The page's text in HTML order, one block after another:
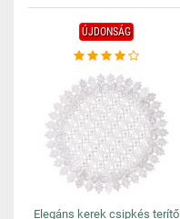
ÚJDONSÁG
Elegáns kerek csipkés terítő